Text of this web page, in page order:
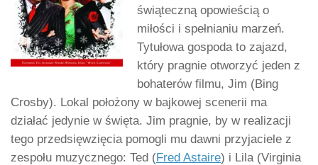
świąteczną opowieścią o
miłości i spełnianiu marzeń.
Tytułowa gospoda to zajazd,
który pragnie otworzyć jeden z
bohaterów filmu, Jim (Bing
Crosby). Lokal położony w bajkowej scenerii ma
działać jedynie w święta. Jim pragnie, by w realizacji
tego przedsięwzięcia pomogli mu dawni przyjaciele z
zespołu muzycznego: Ted (Fred Astaire) i Lila (Virginia